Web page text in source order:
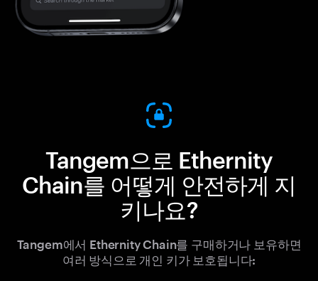
Tangem으로 Ethernity
Chain를 어떻게 안전하게 지
키나요?
Tangem에서 Ethernity Chain를 구매하거나 보유하면
여러 방식으로 개인 키가 보호됩니다: